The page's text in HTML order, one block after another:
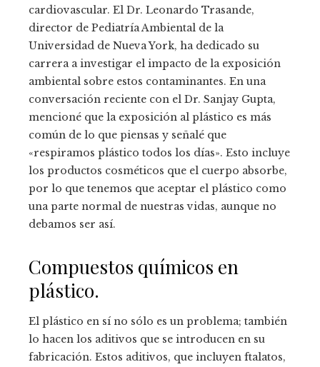
cardiovascular. El Dr. Leonardo Trasande,
director de Pediatría Ambiental de la
Universidad de Nueva York, ha dedicado su
carrera a investigar el impacto de la exposición
ambiental sobre estos contaminantes. En una
conversación reciente con el Dr. Sanjay Gupta,
mencioné que la exposición al plástico es más
común de lo que piensas y señalé que
«respiramos plástico todos los días». Esto incluye
los productos cosméticos que el cuerpo absorbe,
por lo que tenemos que aceptar el plástico como
una parte normal de nuestras vidas, aunque no
debamos ser así.
Compuestos químicos en
plástico.
El plástico en sí no sólo es un problema; también
lo hacen los aditivos que se introducen en su
fabricación. Estos aditivos, que incluyen ftalatos,